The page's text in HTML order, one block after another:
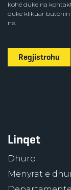
kohë duke na
duke klikuar butonin
ne.
Regjistrohu
Linqet
Dhuro
Mënyrat e